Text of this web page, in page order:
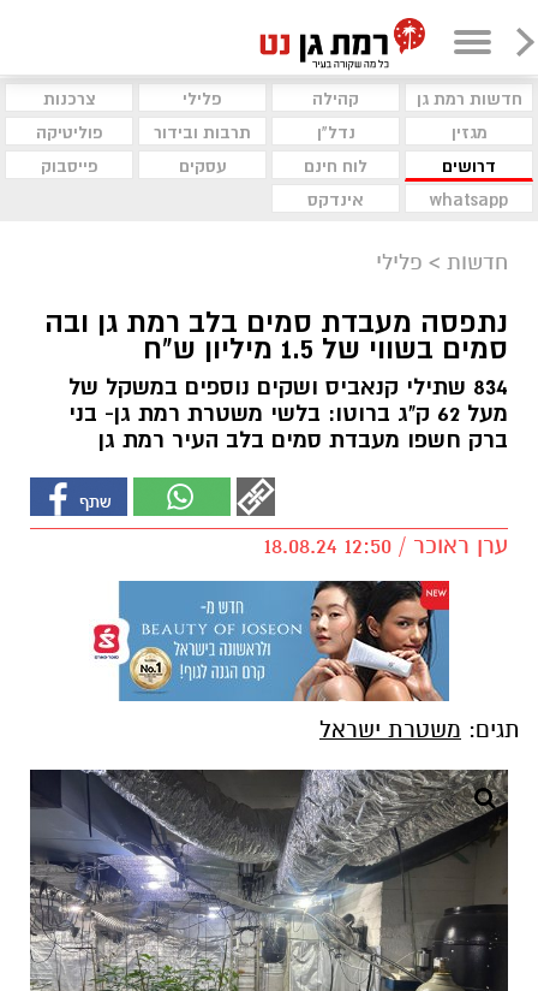
חדשות רמת גן קהילה פלילי
צרכנות
מגזין
נדל"ן תרבות ובידור
פוליטיקה
דרושים
לוח חינם עסקים
פייסבוק
whatsapp
אינדקס
חדשות > פלילי
נתפסה מעבדת סמים בלב רמת גן ובה
סמים בשווי של 1.5 מיליון ש"ח
834 שתילי קנאביס ושקים נוספים במשקל של
מעל 62 ק"ג ברוטו: בלשי משטרת רמת גן- בני
ברק חשפו מעבדת סמים בלב העיר רמת גן
ערן ראוכר / 12:50 18.08.24
תגים: משטרת ישראל